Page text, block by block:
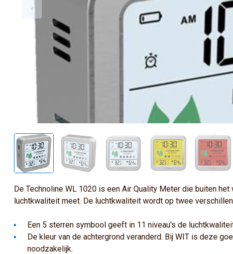
De Technoline WL 1020 is een Air Quality Meter die buiten
luchtkwaliteit meet. De luchtkwaliteit wordt op twee
Een 5 sterren symbool geeft in 11 niveau's de
De kleur van de achtergrond veranderd. Bij WIT is deze
noodzakelijk.